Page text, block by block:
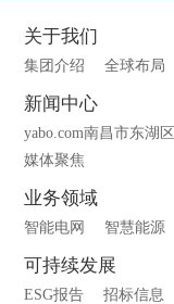
关于我们
集团介绍 全球布局
新闻中心
yabo.com南昌市东湖
媒体聚焦
业务领域
智能电网 智慧能源
可持续发展
ESG报告 招标信息